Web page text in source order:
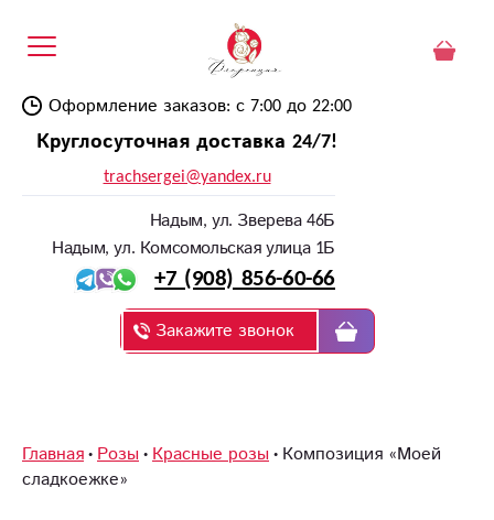
Оформление заказов: с 7:00 до 22:00
Круглосуточная доставка 24/7!
trachsergei@yandex.ru
Надым, ул. Зверева 46Б
Надым, ул. Комсомольская улица 1Б
+7 (908) 856-60-66
Закажите звонок
Главная Розы Красные розы Композиция «Моей
сладкоежке»